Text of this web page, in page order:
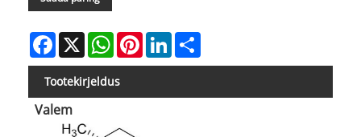
Facebook
X WhatsAppPinterestLinkedIn
Tootekirjeldus
Valem